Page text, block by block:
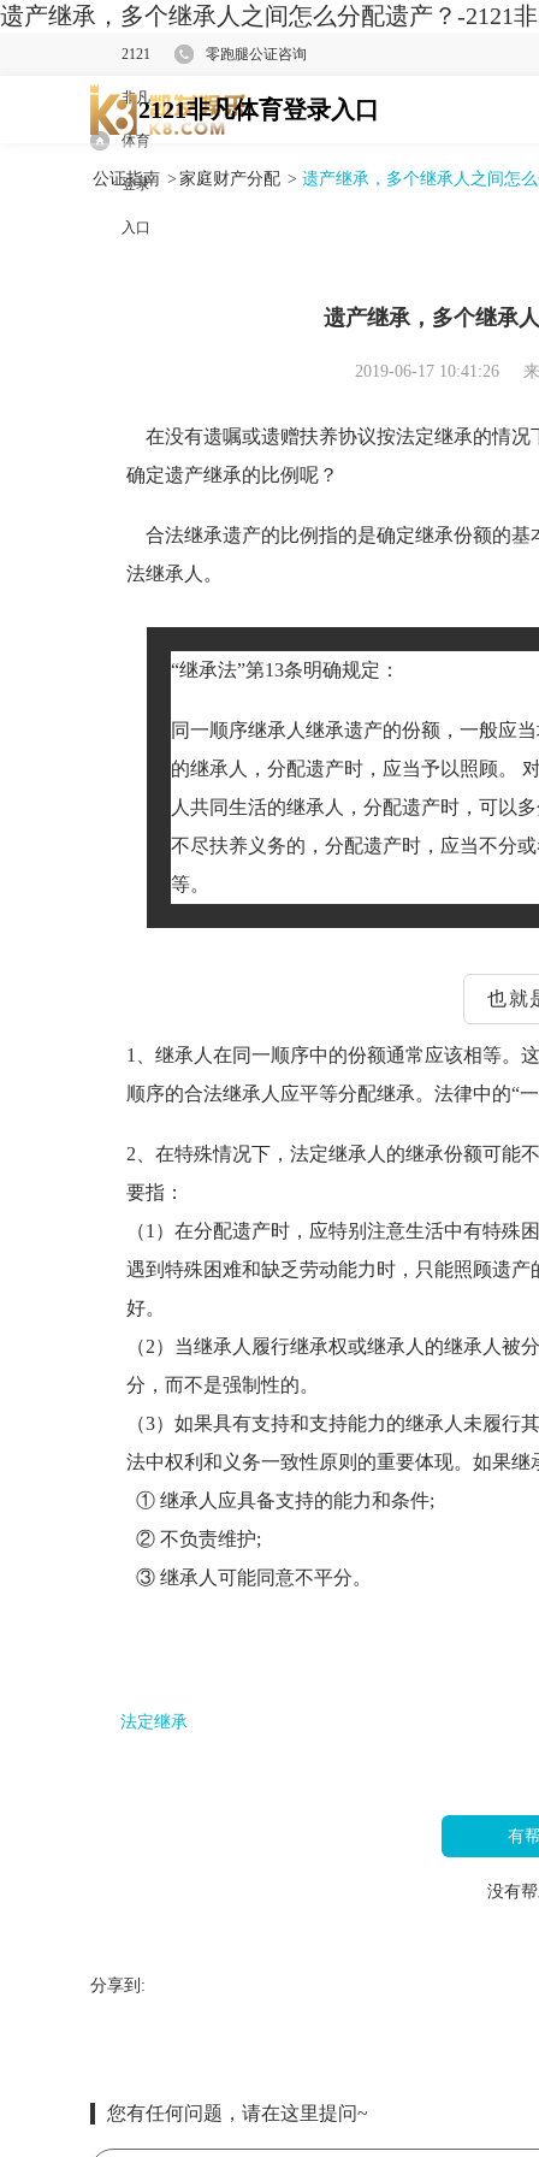
遗产继承，多个继承人之间怎么分配遗产？-2121
2121
非凡
体育
登录
入口
零跑腿公证咨询
2121非凡体育登录入口
公证指南 > 家庭财产分配 > 遗产继承，多个继承人之间怎
遗产继承，多个继承
2019-06-17 10:41:26
在没有遗嘱或遗赠扶养协议按法定继承的情况
确定遗产继承的比例呢？
合法继承遗产的比例指的是确定继承份额的基
法继承人。
“继承法”第13条明确规定：
同一顺序继承人继承遗产的份额，一般应
的继承人，分配遗产时，应当予以照顾。
人共同生活的继承人，分配遗产时，可以
不尽扶养义务的，分配遗产时，应当不分
等。
也就
1、继承人在同一顺序中的份额通常应该相等。
顺序的合法继承人应平等分配继承。法律中的“
2、在特殊情况下，法定继承人的继承份额可能
要指：
（1）在分配遗产时，应特别注意生活中有特
遇到特殊困难和缺乏劳动能力时，只能照顾遗
好。
（2）当继承人履行继承权或继承人的继承人被
分，而不是强制性的。
（3）如果具有支持和支持能力的继承人未履
法中权利和义务一致性原则的重要体现。如果
① 继承人应具备支持的能力和条件;
② 不负责维护;
③ 继承人可能同意不平分。
法定继承
有
没有
分享到:
您有任何问题，请在这里提问~